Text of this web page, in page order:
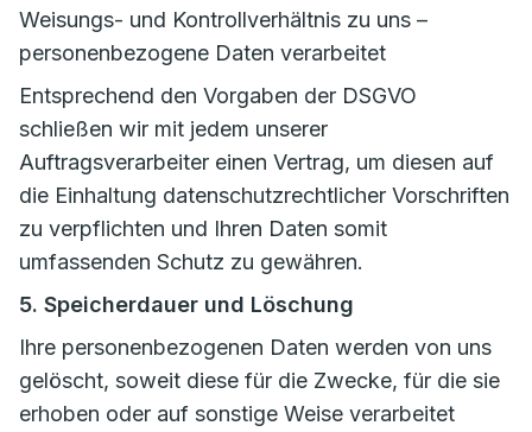
Weisungs- und Kontrollverhältnis zu uns –
personenbezogene Daten verarbeitet
Entsprechend den Vorgaben der DSGVO
schließen wir mit jedem unserer
Auftragsverarbeiter einen Vertrag, um diesen auf
die Einhaltung datenschutzrechtlicher Vorschriften
zu verpflichten und Ihren Daten somit
umfassenden Schutz zu gewähren.
5. Speicherdauer und Löschung
Ihre personenbezogenen Daten werden von uns
gelöscht, soweit diese für die Zwecke, für die sie
erhoben oder auf sonstige Weise verarbeitet